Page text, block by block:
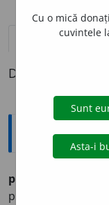
definiții (1)
Definiția cu ID-ul
Explicative
polcovnicésc, -
polcovniculuĭ, de
Cu o mică
cuvintele